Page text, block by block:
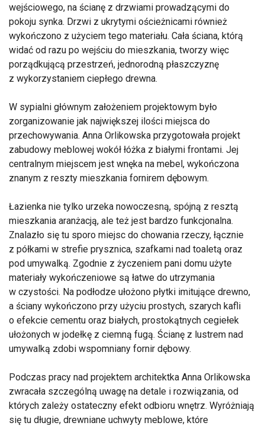
wejściowego, na ścianę z drzwiami prowadzącymi do
pokoju synka. Drzwi z ukrytymi ościeżnicami również
wykończono z użyciem tego materiału. Cała ściana, którą
widać od razu po wejściu do mieszkania, tworzy więc
porządkującą przestrzeń, jednorodną płaszczyznę
z wykorzystaniem ciepłego drewna.
W sypialni głównym założeniem projektowym było
zorganizowanie jak największej ilości miejsca do
przechowywania. Anna Orlikowska przygotowała projekt
zabudowy meblowej wokół łóżka z białymi frontami. Jej
centralnym miejscem jest wnęka na mebel, wykończona
znanym z reszty mieszkania fornirem dębowym.
Łazienka nie tylko urzeka nowoczesną, spójną z resztą
mieszkania aranżacją, ale też jest bardzo funkcjonalna.
Znalazło się tu sporo miejsc do chowania rzeczy, łącznie
z półkami w strefie prysznica, szafkami nad toaletą oraz
pod umywalką. Zgodnie z życzeniem pani domu użyte
materiały wykończeniowe są łatwe do utrzymania
w czystości. Na podłodze ułożono płytki imitujące drewno,
a ściany wykończono przy użyciu prostych, szarych kafli
o efekcie cementu oraz białych, prostokątnych cegiełek
ułożonych w jodełkę z ciemną fugą. Ścianę z lustrem nad
umywalką zdobi wspomniany fornir dębowy.
Podczas pracy nad projektem architektka Anna Orlikowska
zwracała szczególną uwagę na detale i rozwiązania, od
których zależy ostateczny efekt odbioru wnętrz. Wyróżniają
się tu długie, drewniane uchwyty meblowe, które